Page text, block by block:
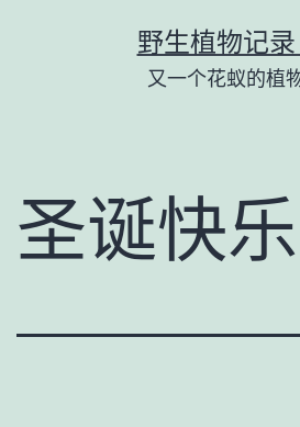
野生植物记
又一个花蚁的植
圣诞快乐